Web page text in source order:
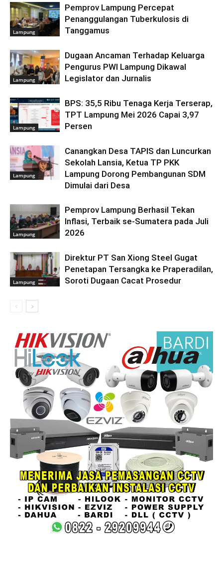
Lampung
Pemprov Lampung Percepat
Penanggulangan Tuberkulosis di
Tanggamus
Lampung
Dugaan Ancaman Terhadap Keluarga
Pengurus PWI Lampung Dikawal
Legislator dan Jurnalis
Lampung
BPS: 35,5 Ribu Tenaga Kerja Terserap,
TPT Lampung Mei 2026 Capai 3,97
Persen
Lampung
Canangkan Desa TAPIS dan Luncurkan
Sekolah Lansia, Ketua TP PKK
Lampung Dorong Pembangunan SDM
Dimulai dari Desa
Lampung
Pemprov Lampung Berhasil Tekan
Inflasi, Terbaik se-Sumatera pada Juli
2026
Lampung
Direktur PT San Xiong Steel Gugat
Penetapan Tersangka ke Praperadilan,
Soroti Dugaan Cacat Prosedur